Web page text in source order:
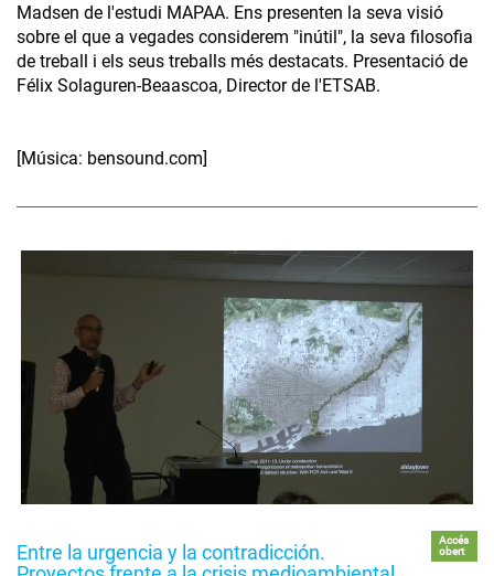
Madsen de l'estudi MAPAA. Ens presenten la seva visió
sobre el que a vegades considerem "inútil", la seva filosofia
de treball i els seus treballs més destacats. Presentació de
Félix Solaguren-Beaascoa, Director de l'ETSAB.
[Música: bensound.com]
Entre la urgencia y la contradicción.
Accés
obert